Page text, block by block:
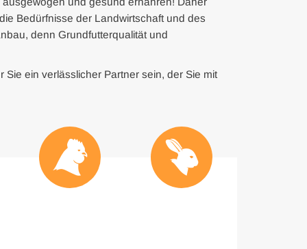
Bedürfnisse der Landwirtschaft und des
denn Grundfutterqualität und
ein verlässlicher Partner sein, der Sie mit